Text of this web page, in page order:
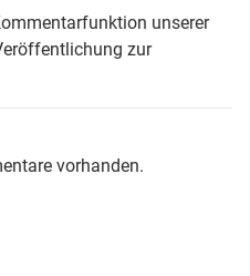
unserer
zur
vorhanden.